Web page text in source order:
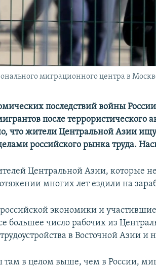
миграционного центра в
последствий войны
после террористического
что жители Центральной Азии
российского рынка труда.
Центральной Азии, которые не
многих лет ездили на
экономики и
большее число рабочих из
в Восточной Азии и
там в целом выше, чем в России,